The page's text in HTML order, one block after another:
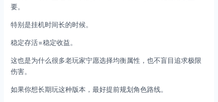
要。
特别是挂机时间长的时候。
稳定存活=稳定收益。
这也是为什么很多老玩家宁愿选择均衡属性，也不盲目追求极限
伤害。
如果你想长期玩这种版本，最好提前规划角色路线。